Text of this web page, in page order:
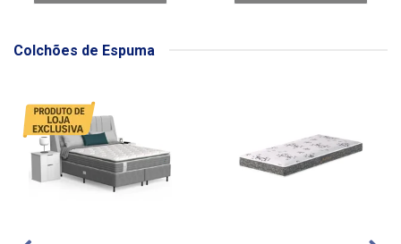
Colchões de Espuma